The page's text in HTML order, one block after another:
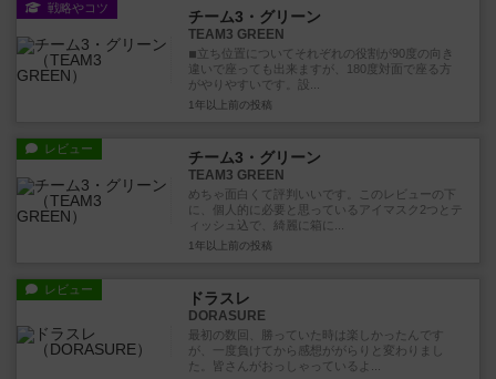
戦略やコツ チーム3・グリーン
TEAM3 GREEN
◾︎立ち位置についてそれぞれの役割が90度の向き
違いで座っても出来ますが、180度対面で座る方
がやりやすいです。設...
1年以上前 の投稿
レビュー チーム3・グリーン
TEAM3 GREEN
めちゃ面白くて評判いいです。このレビューの下
に、個人的に必要と思っているアイマスク2つとテ
ィッシュ込で、綺麗に箱に...
1年以上前 の投稿
レビュー ドラスレ
DORASURE
最初の数回、勝っていた時は楽しかったんです
が、一度負けてから感想ががらりと変わりまし
た。皆さんがおっしゃっているよ...